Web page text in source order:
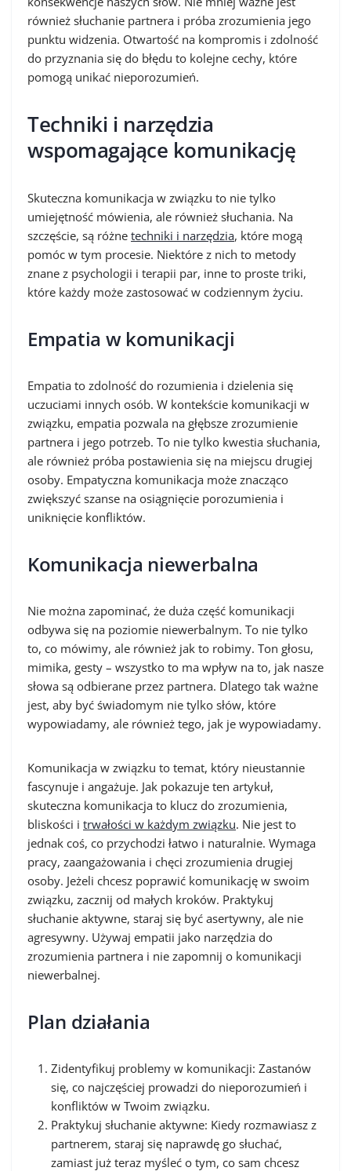
również słuchanie partnera i próba zrozumienia jego
punktu widzenia. Otwartość na kompromis i zdolność
do przyznania się do błędu to kolejne cechy, które
pomogą unikać nieporozumień.
Techniki i narzędzia
wspomagające komunikację
Skuteczna komunikacja w związku to nie tylko
umiejętność mówienia, ale również słuchania. Na
szczęście, są różne techniki i narzędzia, które mogą
pomóc w tym procesie. Niektóre z nich to metody
znane z psychologii i terapii par, inne to proste triki,
które każdy może zastosować w codziennym życiu.
Empatia w komunikacji
Empatia to zdolność do rozumienia i dzielenia się
uczuciami innych osób. W kontekście komunikacji w
związku, empatia pozwala na głębsze zrozumienie
partnera i jego potrzeb. To nie tylko kwestia słuchania,
ale również próba postawienia się na miejscu drugiej
osoby. Empatyczna komunikacja może znacząco
zwiększyć szanse na osiągnięcie porozumienia i
uniknięcie konfliktów.
Komunikacja niewerbalna
Nie można zapominać, że duża część komunikacji
odbywa się na poziomie niewerbalnym. To nie tylko
to, co mówimy, ale również jak to robimy. Ton głosu,
mimika, gesty – wszystko to ma wpływ na to, jak nasze
słowa są odbierane przez partnera. Dlatego tak ważne
jest, aby być świadomym nie tylko słów, które
wypowiadamy, ale również tego, jak je wypowiadamy.
Komunikacja w związku to temat, który nieustannie
fascynuje i angażuje. Jak pokazuje ten artykuł,
skuteczna komunikacja to klucz do zrozumienia,
bliskości i trwałości w każdym związku. Nie jest to
jednak coś, co przychodzi łatwo i naturalnie. Wymaga
pracy, zaangażowania i chęci zrozumienia drugiej
osoby. Jeżeli chcesz poprawić komunikację w swoim
związku, zacznij od małych kroków. Praktykuj
słuchanie aktywne, staraj się być asertywny, ale nie
agresywny. Używaj empatii jako narzędzia do
zrozumienia partnera i nie zapomnij o komunikacji
niewerbalnej.
Plan działania
Zidentyfikuj problemy w komunikacji: Zastanów
się, co najczęściej prowadzi do nieporozumień i
konfliktów w Twoim związku.
Praktykuj słuchanie aktywne: Kiedy rozmawiasz z
partnerem, staraj się naprawdę go słuchać,
zamiast już teraz myśleć o tym, co sam chcesz